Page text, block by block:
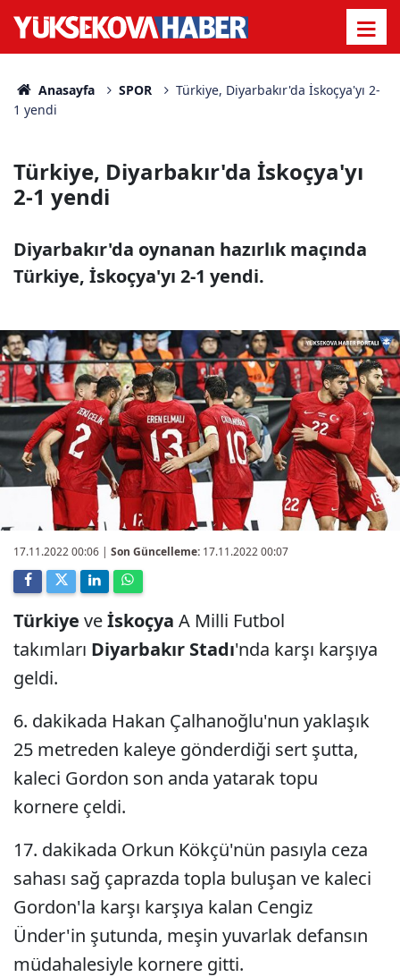
Anasayfa SPOR
Türkiye, Diyarbakır'da İskoçya'yı 2-
1 yendi
Türkiye, Diyarbakır'da İskoçya'yı
2-1 yendi
Diyarbakır'da oynanan hazırlık maçında
Türkiye, İskoçya'yı 2-1 yendi.
17.11.2022 00:06 | Son Güncelleme: 17.11.2022 00:07
Türkiye veİskoçya A Milli Futbol
takımları Diyarbakır Stadı'nda karşı karşıya
geldi.
6. dakikada Hakan Çalhanoğlu'nun yaklaşık
25 metreden kaleye gönderdiği sert şutta,
kaleci Gordon son anda yatarak topu
kornere çeldi.
17. dakikada Orkun Kökçü'nün pasıyla ceza
sahası sağ çaprazda topla buluşan ve kaleci
Gordon'la karşı karşıya kalan Cengiz
Ünder'in şutunda, meşin yuvarlak defansın
müdahalesiyle kornere gitti.